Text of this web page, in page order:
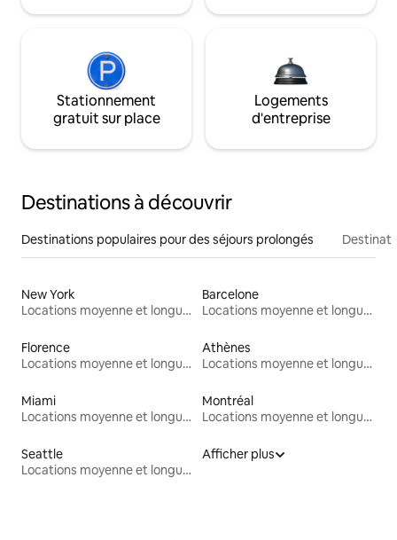
Stationnement
gratuit sur place
Logements
d'entreprise
Destinations à découvrir
Destinations populaires pour des séjours prolongés
New York
Locations moyenne et longue durée
Barcelone
Locations moyenne et longue durée
Florence
Locations moyenne et longue durée
Athènes
Locations moyenne et longue durée
Miami
Locations moyenne et longue durée
Montréal
Locations moyenne et longue durée
Seattle
Locations moyenne et longue durée
Afficher plus